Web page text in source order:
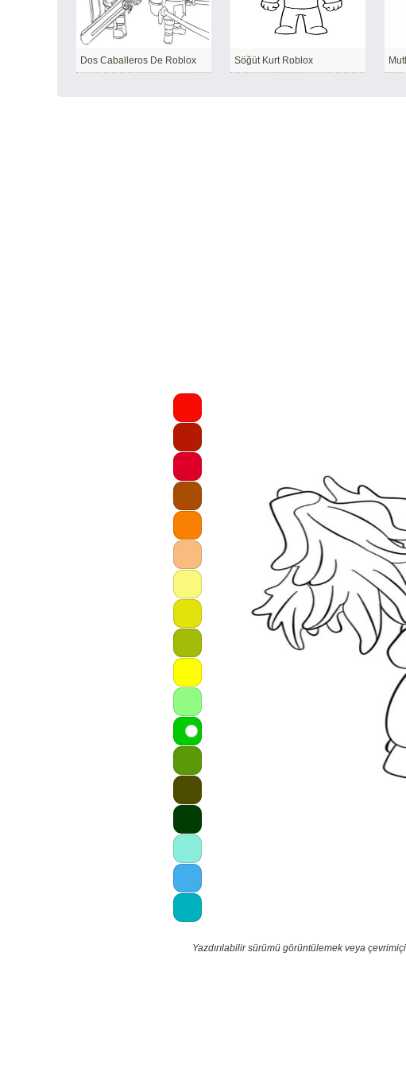
Dos Caballeros De Roblox Söğüt Kurt Roblox
Yazdırılabilir sürümü görüntülemek veya